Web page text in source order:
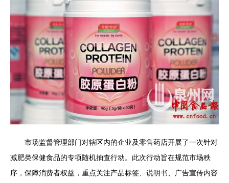
市场监督管理部门对辖区内的企业及零售药店开展了一次针对
减肥类保健食品的专项随机抽查行动。此次行动旨在规范市场秩
序，保障消费者权益，重点关注产品标签、说明书、广告宣传内容